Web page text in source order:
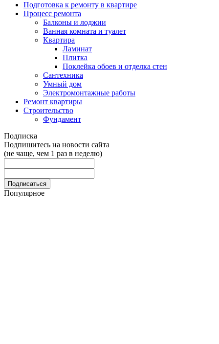
Подготовка к ремонту в квартире
Процесс ремонта
Балконы и лоджии
Ванная комната и туалет
Квартира
Ламинат
Плитка
Поклейка обоев и отделка стен
Сантехника
Умный дом
Электромонтажные работы
Ремонт квартиры
Строительство
Фундамент
Подписка
Подпишитесь на новости сайта
(не чаще, чем 1 раз в неделю)
Популярное